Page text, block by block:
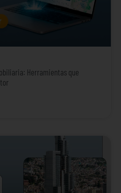
Herramientas que